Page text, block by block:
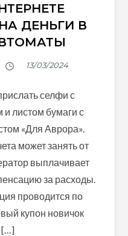
ДЕНЬГИ В
селфи с
листом бумаги с
«Для Аврора».
может занять от
выплачивает
за расходы.
проводится по
купон новичок
[…]